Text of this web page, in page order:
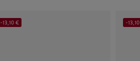
-13,10 € -